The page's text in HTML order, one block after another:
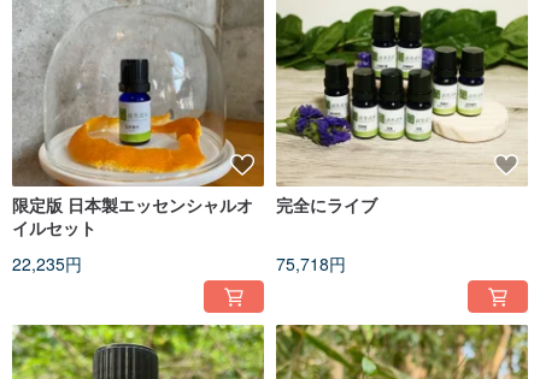
限定版 日本製エッセンシャルオ
イルセット
22,235円
完全にライブ
75,718円